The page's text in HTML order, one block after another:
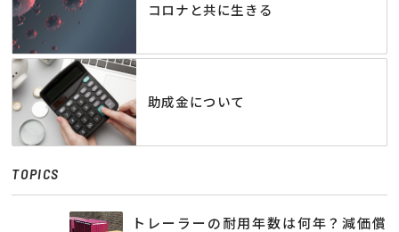
コロナと共に生きる
助成金について
TOPICS
トレーラーの耐用年数は何年？減価償